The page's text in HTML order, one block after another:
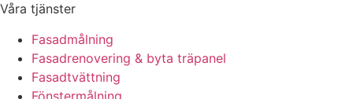
Våra tjänster
Fasadmålning
Fasadrenovering & byta träpanel
Fasadtvättning
Fönstermålning